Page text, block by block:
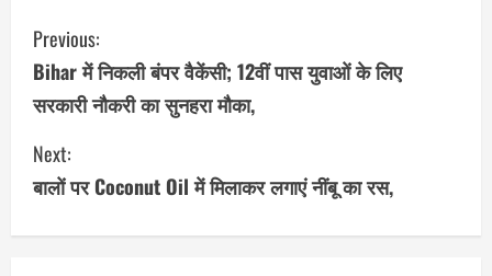
C
o
n
t
i
Previous:
Bihar में निकली बंपर वैकेंसी; 12वीं पास युवाओं के लिए
सरकारी नौकरी का सुनहरा मौका,
Next:
बालों पर Coconut Oil में मिलाकर लगाएं नींबू का रस,